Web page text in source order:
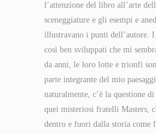
l’attenzione del libro all’arte
sceneggiature e gli esempi e
illustravano i punti dell’autore. I
così ben sviluppati che mi
da anni, le loro lotte e trionfi
parte integrante del mio
naturalmente, c’è la questione
quei misteriosi fratelli Masters,
dentro e fuori dalla storia come